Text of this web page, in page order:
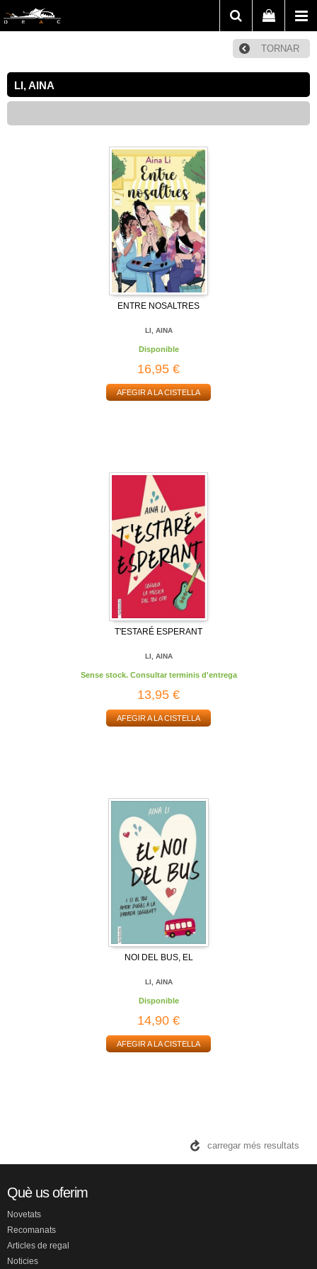
TORNAR
LI, AINA
ENTRE NOSALTRES
LI, AINA
Disponible
16,95 €
AFEGIR A LA CISTELLA
T'ESTARÉ ESPERANT
LI, AINA
Sense stock. Consultar terminis d'entrega
13,95 €
AFEGIR A LA CISTELLA
NOI DEL BUS, EL
LI, AINA
Disponible
14,90 €
AFEGIR A LA CISTELLA
carregar més resultats
Què us oferim
Novetats
Recomanats
Articles de regal
Noticies